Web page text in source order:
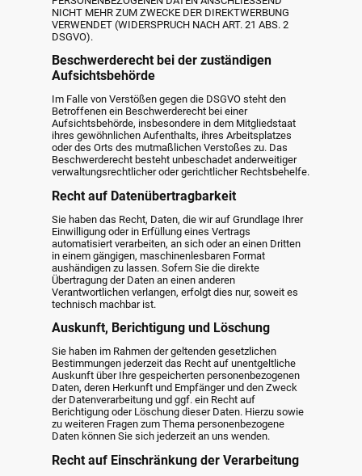
NICHT MEHR ZUM ZWECKE DER DIREKTWERBUNG
VERWENDET (WIDERSPRUCH NACH ART. 21 ABS. 2
DSGVO).
Beschwerderecht bei der zuständigen
Aufsichtsbehörde
Im Falle von Verstößen gegen die DSGVO steht den
Betroffenen ein Beschwerderecht bei einer
Aufsichtsbehörde, insbesondere in dem Mitgliedstaat
ihres gewöhnlichen Aufenthalts, ihres Arbeitsplatzes
oder des Orts des mutmaßlichen Verstoßes zu. Das
Beschwerderecht besteht unbeschadet anderweitiger
verwaltungsrechtlicher oder gerichtlicher Rechtsbehelfe.
Recht auf Datenübertragbarkeit
Sie haben das Recht, Daten, die wir auf Grundlage Ihrer
Einwilligung oder in Erfüllung eines Vertrags
automatisiert verarbeiten, an sich oder an einen Dritten
in einem gängigen, maschinenlesbaren Format
aushändigen zu lassen. Sofern Sie die direkte
Übertragung der Daten an einen anderen
Verantwortlichen verlangen, erfolgt dies nur, soweit es
technisch machbar ist.
Auskunft, Berichtigung und Löschung
Sie haben im Rahmen der geltenden gesetzlichen
Bestimmungen jederzeit das Recht auf unentgeltliche
Auskunft über Ihre gespeicherten personenbezogenen
Daten, deren Herkunft und Empfänger und den Zweck
der Datenverarbeitung und ggf. ein Recht auf
Berichtigung oder Löschung dieser Daten. Hierzu sowie
zu weiteren Fragen zum Thema personenbezogene
Daten können Sie sich jederzeit an uns wenden.
Recht auf Einschränkung der Verarbeitung